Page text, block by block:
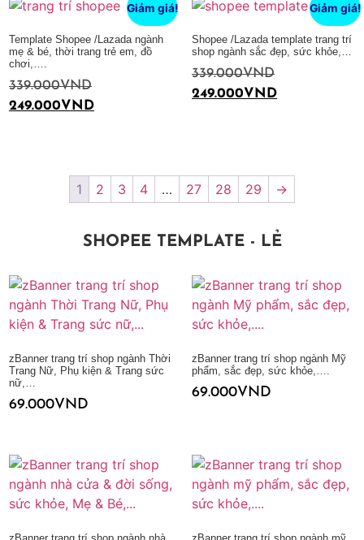
Giảm giá!
Template Shopee /Lazada ngành
mẹ & bé, thời trang trẻ em, đồ
chơi,….
339.000VND
249.000VND
Giảm giá!
Shopee /Lazada template trang trí
shop ngành sắc đẹp, sức khỏe,…
339.000VND
249.000VND
1 2 3 4 … 27 28 29 →
SHOPEE TEMPLATE - LẺ
zBanner trang trí shop ngành Thời
Trang Nữ, Phụ kiện & Trang sức
nữ,…
69.000VND
zBanner trang trí shop ngành Mỹ
phẩm, sắc đẹp, sức khỏe,….
69.000VND
zBanner trang trí shop ngành nhà
zBanner trang trí shop ngành mỹ